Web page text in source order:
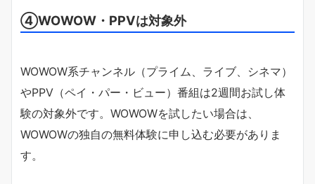
④WOWOW・PPVは対象外
WOWOW系チャンネル（プライム、ライブ、シネマ）
やPPV（ペイ・パー・ビュー）番組は2週間お試し体
験の対象外です。WOWOWを試したい場合は、
WOWOWの独自の無料体験に申し込む必要がありま
す。